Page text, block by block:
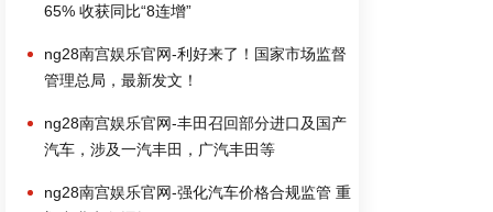
65% 收获同比“8连增”
ng28南宫娱乐官网-利好来了！国家市场监督
管理总局，最新发文！
ng28南宫娱乐官网-丰田召回部分进口及国产
汽车，涉及一汽丰田，广汽丰田等
ng28南宫娱乐官网-强化汽车价格合规监管 重